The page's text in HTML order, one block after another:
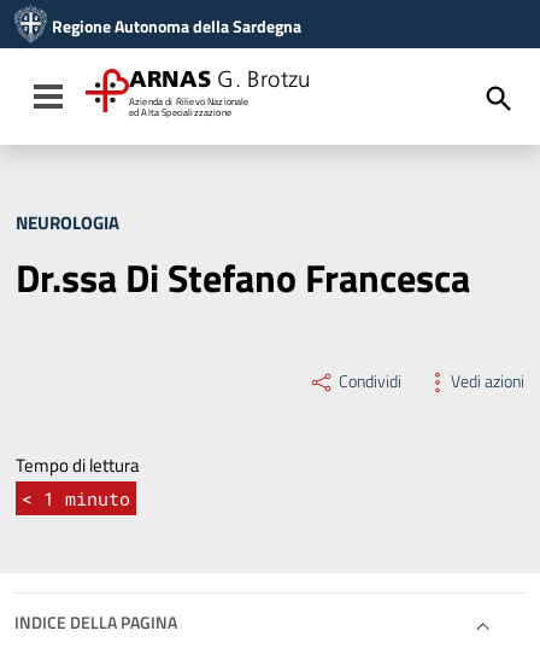
Vai al menu di navigazione
Vai al footer
Regione Autonoma della Sardegna
Toggle navigation
ARNAS G. Brotzu
Azienda di Rilievo Nazionale
ed Alta Specializzazione
NEUROLOGIA
Dr.ssa Di Stefano Francesca
Condividi Vedi azioni
Tempo di lettura
< 1 minuto
INDICE DELLA PAGINA